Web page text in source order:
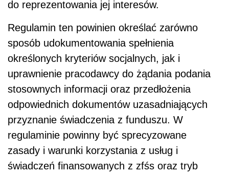
do reprezentowania jej interesów.
Regulamin ten powinien określać zarówno
sposób udokumentowania spełnienia
określonych kryteriów socjalnych, jak i
uprawnienie pracodawcy do żądania podania
stosownych informacji oraz przedłożenia
odpowiednich dokumentów uzasadniających
przyznanie świadczenia z funduszu. W
regulaminie powinny być sprecyzowane
zasady i warunki korzystania z usług i
świadczeń finansowanych z zfśs oraz tryb